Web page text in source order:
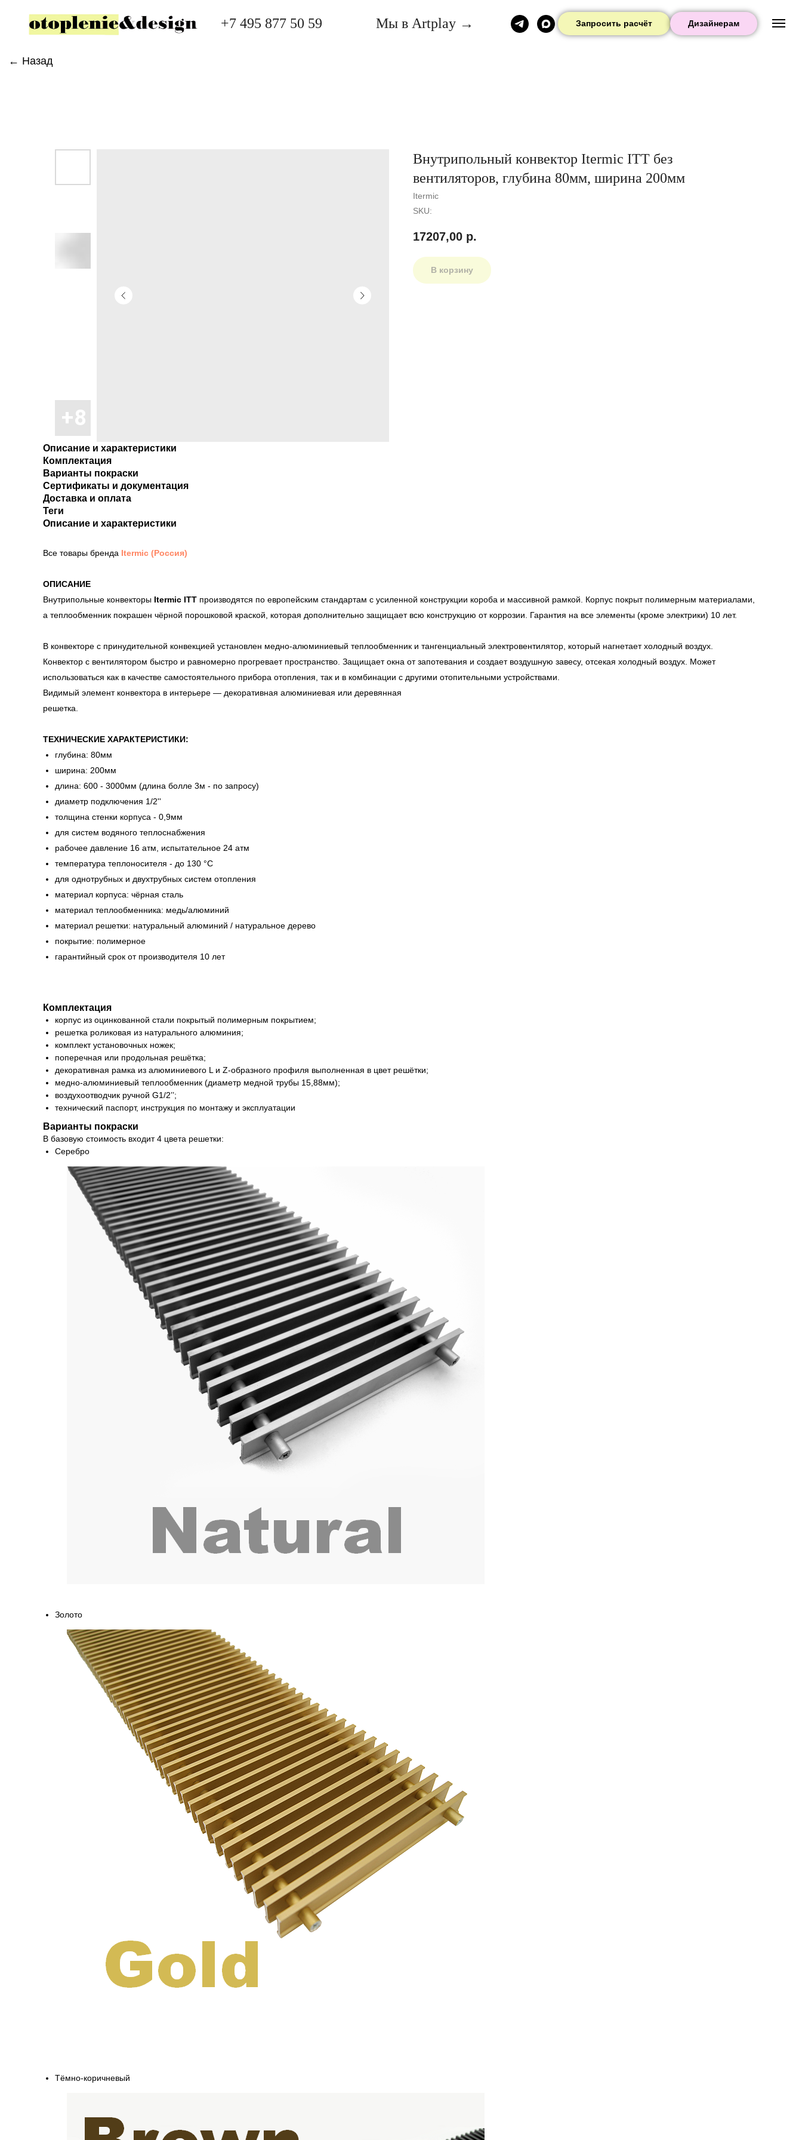
+7 495 877 50 59 Мы в Artplay → Запросить расчёт Дизайнерам
← Назад
Внутрипольный конвектор Itermic ITT без
вентиляторов, глубина 80мм, ширина 200мм
Itermic
SKU:
17207,00 р.
В корзину
Описание и характеристики
Комплектация
Варианты покраски
Сертификаты и документация
Доставка и оплата
Теги
Описание и характеристики
Все товары бренда Itermic (Россия)
ОПИСАНИЕ
Внутрипольные конвекторы Itermic ITT производятся по европейским стандартам с усиленной конструкции короба и массивной рамкой. Корпус покрыт полимерным материалами,
а теплообменник покрашен чёрной порошковой краской, которая дополнительно защищает всю конструкцию от коррозии. Гарантия на все элементы (кроме электрики) 10 лет.
В конвекторе с принудительной конвекцией установлен медно-алюминиевый теплообменник и тангенциальный электровентилятор, который нагнетает холодный воздух.
Конвектор с вентилятором быстро и равномерно прогревает пространство. Защищает окна от запотевания и создает воздушную завесу, отсекая холодный воздух. Может
использоваться как в качестве самостоятельного прибора отопления, так и в комбинации с другими отопительными устройствами.
Видимый элемент конвектора в интерьере — декоративная алюминиевая или деревянная
решетка.
ТЕХНИЧЕСКИЕ ХАРАКТЕРИСТИКИ:
глубина: 80мм
ширина: 200мм
длина: 600 - 3000мм (длина болле 3м - по запросу)
диаметр подключения 1/2''
толщина стенки корпуса - 0,9мм
для систем водяного теплоснабжения
рабочее давление 16 атм, испытательное 24 атм
температура теплоносителя - до 130 °С
для однотрубных и двухтрубных систем отопления
материал корпуса: чёрная сталь
материал теплообменника: медь/алюминий
материал решетки: натуральный алюминий / натуральное дерево
покрытие: полимерное
гарантийный срок от производителя 10 лет
Комплектация
корпус из оцинкованной стали покрытый полимерным покрытием;
решетка роликовая из натурального алюминия;
комплект установочных ножек;
поперечная или продольная решётка;
декоративная рамка из алюминиевого L и Z-образного профиля выполненная в цвет решётки;
медно-алюминиевый теплообменник (диаметр медной трубы 15,88мм);
воздухоотводчик ручной G1/2’’;
технический паспорт, инструкция по монтажу и эксплуатации
Варианты покраски
В базовую стоимость входит 4 цвета решетки:
Серебро
Золото
Тёмно-коричневый